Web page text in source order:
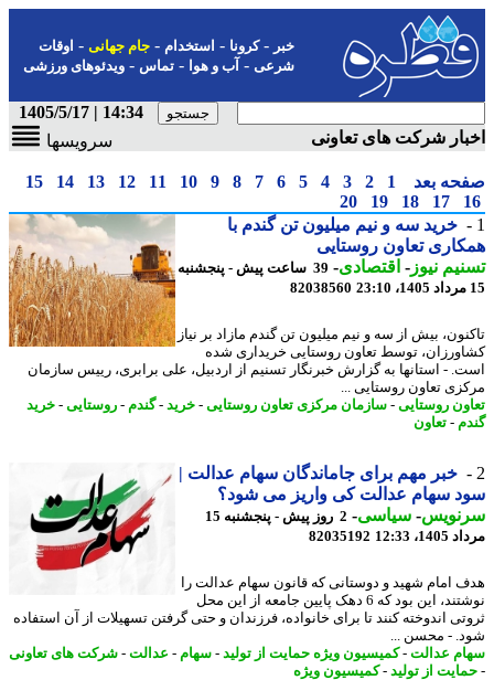
-کرونا-استخدام- جام جهانی-اوقات
شرعی-آب و هوا-تماس-ویدئوهای ورزشی
14:34 | 1405/5/17
شرکت های تعاونی
سرویسها
بعد 1
2
3
4
5
6
7
8
9
10
11
12
13
14
15
17
18
19
20
خرید سه و نیم میلیون تن گندم با
تعاون روستایی
نیوز-اقتصادی-
39 ساعت پیش - پنجشنبه
82038560
بیش از سه و نیم میلیون تن گندم مازاد بر نیاز
توسط تعاون روستایی خریداری شده
- استانها به گزارش خبرنگار تسنیم از اردبیل، علی برابری، رییس سازمان
تعاون روستایی ...
روستایی-سازمان مرکزی تعاون روستایی-خرید- گندم-روستایی-خرید
-تعاون
خبر مهم برای جاماندگان سهام عدالت |
سهام عدالت کی واریز می شود؟
-سیاسی-
2 روز پیش - پنجشنبه 15
12:33
82035192
امام شهید و دوستانی که قانون سهام عدالت را
نوشتند، این بود که 6 دهک پایین جامعه از این محل
اندوخته کنند تا برای خانواده، فرزندان و حتی گرفتن تسهیلات از آن استفاده
- محسن ...
عدالت-کمیسیون ویژه حمایت از تولید-سهام-عدالت-شرکت های تعاونی
از تولید-کمیسیون ویژه